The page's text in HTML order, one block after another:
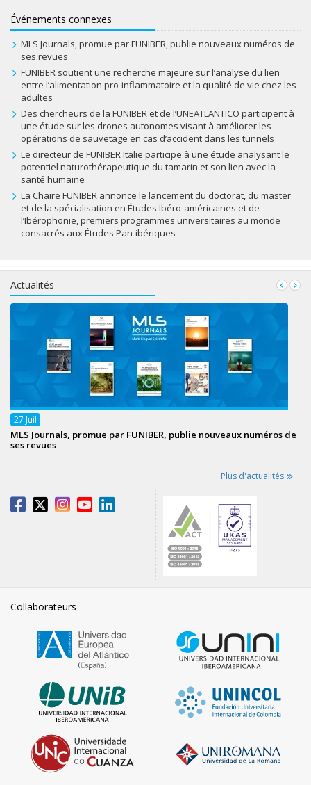
Événements connexes
MLS Journals, promue par FUNIBER, publie nouveaux numéros de
ses revues
FUNIBER soutient une recherche majeure sur l’analyse du lien
entre l’alimentation pro-inflammatoire et la qualité de vie chez les
adultes
Des chercheurs de la FUNIBER et de l’UNEATLANTICO participent à
une étude sur les drones autonomes visant à améliorer les
opérations de sauvetage en cas d’accident dans les tunnels
Le directeur de FUNIBER Italie participe à une étude analysant le
potentiel naturothérapeutique du tamarin et son lien avec la
santé humaine
La Chaire FUNIBER annonce le lancement du doctorat, du master
et de la spécialisation en Études Ibéro-américaines et de
l’Ibérophonie, premiers programmes universitaires au monde
consacrés aux Études Pan-ibériques
Actualités
27 Juil
MLS Journals, promue par FUNIBER, publie nouveaux numéros de
ses revues
Plus d'actualités
Collaborateurs